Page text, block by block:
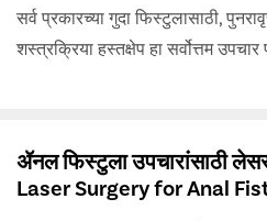
सर्व प्रकारच्या गुदा फिस्टुलासाठी,
शस्त्रक्रिया हस्तक्षेप हा सर्वोत्तम उपचार
ॲनल फिस्टुला उपचारांसाठी
Laser Surgery for Anal